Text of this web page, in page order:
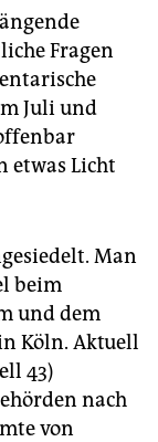
Fragen
Juli und
etwas Licht
Man
beim
und dem
Köln. Aktuell
43)
nach
von